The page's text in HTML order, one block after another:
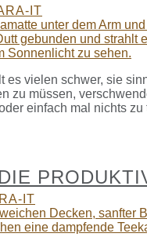
IT
es vielen schwer, sie
zu müssen,
einfach mal nichts
IT